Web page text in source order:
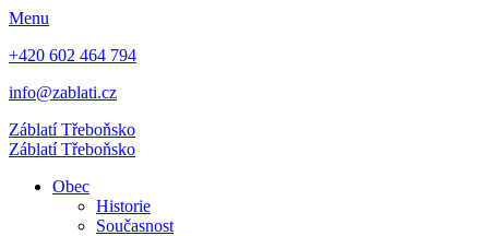
Menu
+420 602 464 794
info@zablati.cz
ZáblatíTřeboňsko
ZáblatíTřeboňsko
Obec
Historie
Současnost